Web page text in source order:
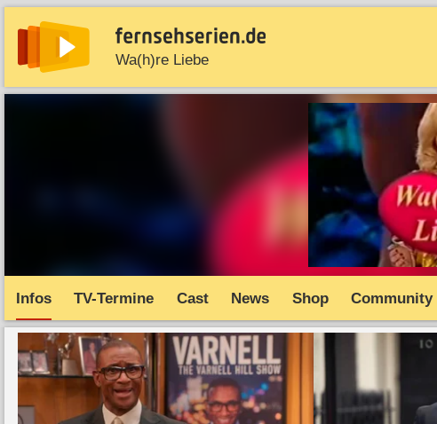
Wa(h)re Liebe
News Entdecken Streaming
Infos TV-Termine Cast News Shop Community